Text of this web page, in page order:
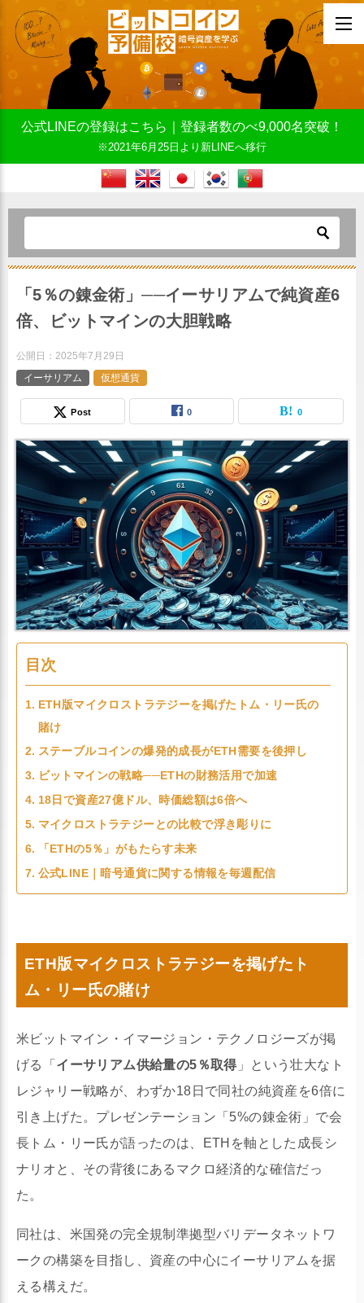
公式LINEの登録はこちら｜登録者数のべ9,000名突破！
※2021年6月25日より新LINEへ移行
「5％の錬金術」──イーサリアムで純資産6
倍、ビットマインの大胆戦略
公開日： 2025年7月29日
イーサリアム
仮想通貨
Post 0 0
目次
ETH版マイクロストラテジーを掲げたトム・リー氏の
賭け
ステーブルコインの爆発的成長がETH需要を後押し
ビットマインの戦略──ETHの財務活用で加速
18日で資産27億ドル、時価総額は6倍へ
マイクロストラテジーとの比較で浮き彫りに
「ETHの5％」がもたらす未来
公式LINE｜暗号通貨に関する情報を毎週配信
ETH版マイクロストラテジーを掲げたト
ム・リー氏の賭け
米ビットマイン・イマージョン・テクノロジーズが掲
げる「 イーサリアム供給量の5％取得」という壮大なト
レジャリー戦略が、わずか18日で同社の純資産を6倍に
引き上げた。プレゼンテーション「5%の錬金術」で会
長トム・リー氏が語ったのは、ETHを軸とした成長シ
ナリオと、その背後にあるマクロ経済的な確信だっ
た。
同社は、米国発の完全規制準拠型バリデータネットワ
ークの構築を目指し、資産の中心にイーサリアムを据
える構えだ。